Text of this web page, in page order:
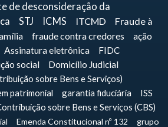
de desconsideração da
STJ ICMS ITCMD
Fraude à
fraude contra credores
ação
Assinatura eletrônica
FIDC
social
Domicílio Judicial
sobre Bens e Serviços)
patrimonial garantia fiduciária
ISS
sobre Bens e Serviços (CBS)
Emenda Constitucional nº 132
grupo